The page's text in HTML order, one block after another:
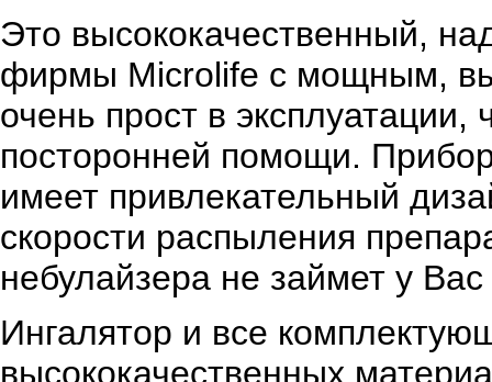
Это высококачественный,
фирмы Microlife с мощным,
очень прост в эксплуатации,
посторонней помощи.
имеет привлекательный
скорости распыления
небулайзера не займет у
Ингалятор и все
высококачественных